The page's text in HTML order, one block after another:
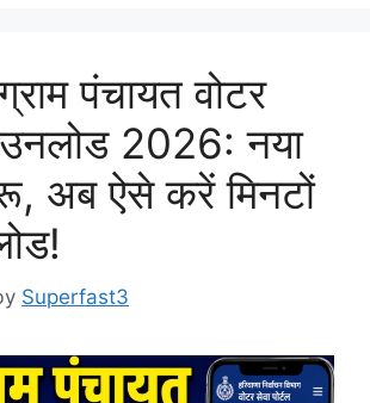
पंचायत वोटर
2026: नया
अब ऐसे करें मिनटों
Superfast3